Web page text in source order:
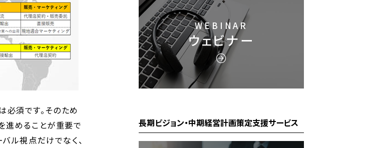
須です。そのため
進めることが重要で
ル視点だけでなく、
WEBINAR
ウェビナー
長期ビジョン・中期経営計画策定支援サービス